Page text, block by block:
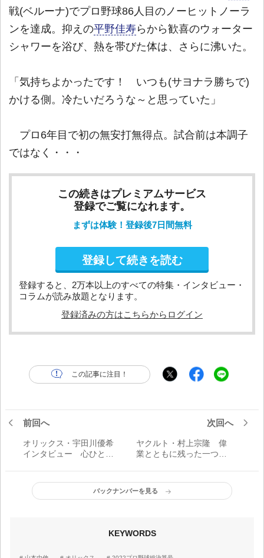
戦(ベルーナ)でプロ野球86人目のノーヒットノーラ
ンを達成。抑えの平野佳寿らから歓喜のウォーター
シャワーを浴び、熱を帯びた体は、さらに沸いた。
「気持ちよかったです！ いつも(サヨナラ勝ちで)
かける側。冷たいだろうな～と思っていた」
プロ6年目で初の無安打無得点。試合前は本調子
ではなく・・・
この続きはプレミアムサービス
登録でご覧になれます。
まずは体験！登録後7日間無料
登録して続きを読む
登録すると、2万本以上のすべての特集・インタビュー・
コラムが読み放題となります。
登録済みの方はこちらからログイン
この記事に注目！
前回へ
オリックス・宇田川優希
インタビュー 心ひとつ
ターに投げるのが、怖か
ったんです」
次回へ
ヤクルト・村上宗隆 偉
業とともに残った一つの
して目標を立てておけ
ば、また違う結果が生ま
れたのかな」
バックナンバーを見る
KEYWORDS